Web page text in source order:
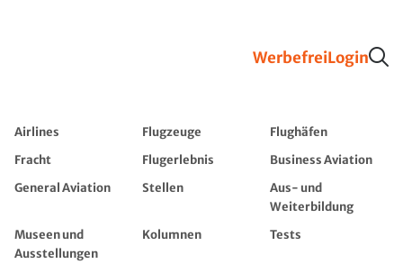
WerbefreiLogin
Airlines Flugzeuge
Flughäfen
Fracht
Flugerlebnis
Business Aviation
General Aviation
Stellen
Aus- und
Weiterbildung
Museen und
Ausstellungen
Kolumnen Tests